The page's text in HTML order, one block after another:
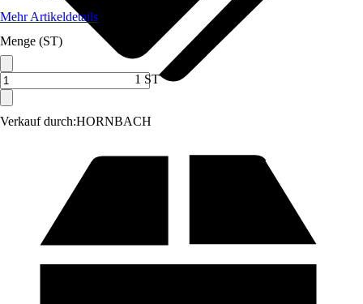
Verkauf durch:HORNBACH
Mehr Artikeldetails
Menge (ST)
1 ST